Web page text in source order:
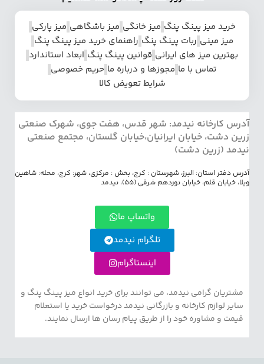
خرید میز پینگ پنگ میز خانگی میز باشگاهی میز پارکی
میز مینی ربات پینگ پنگ راهنمای خرید میز پینگ پنگ
بهترین میز های ایرانی قوانین پینگ پنگ ابعاد استاندارد
تماس با ما مجوزها و درباره ما حریم خصوصی
شرایط تعویض کالا
آدرس کارخانه نیدمد: شهر قدس، هفت جوی، شهرک صنعتی
زرین دشت، خیابان ایرانیان،خیابان گلستان، مجتمع صنعتی
نیدمد (زرین دشت)
آدرس دفتر استان: البرز، شهرستان : کرج، بخش : مرکزی، شهر: کرج، محله: شاهین
ویلا، خیابان قلم، خیابان نوزدهم شرقی (55)، نیدمد
واتساپ ما
تلگرام نیدمد
اینستاگرام
مشتریان گرامی نیدمد، می توانند برای خرید انواع میز پینگ پنگ و
سایر لوازم کارخانه و بازرگانی نیدمد درخواست خرید یا استعلام
قیمت و مشاوره خود را از طریق پیام رسان ها ارسال نمایند.